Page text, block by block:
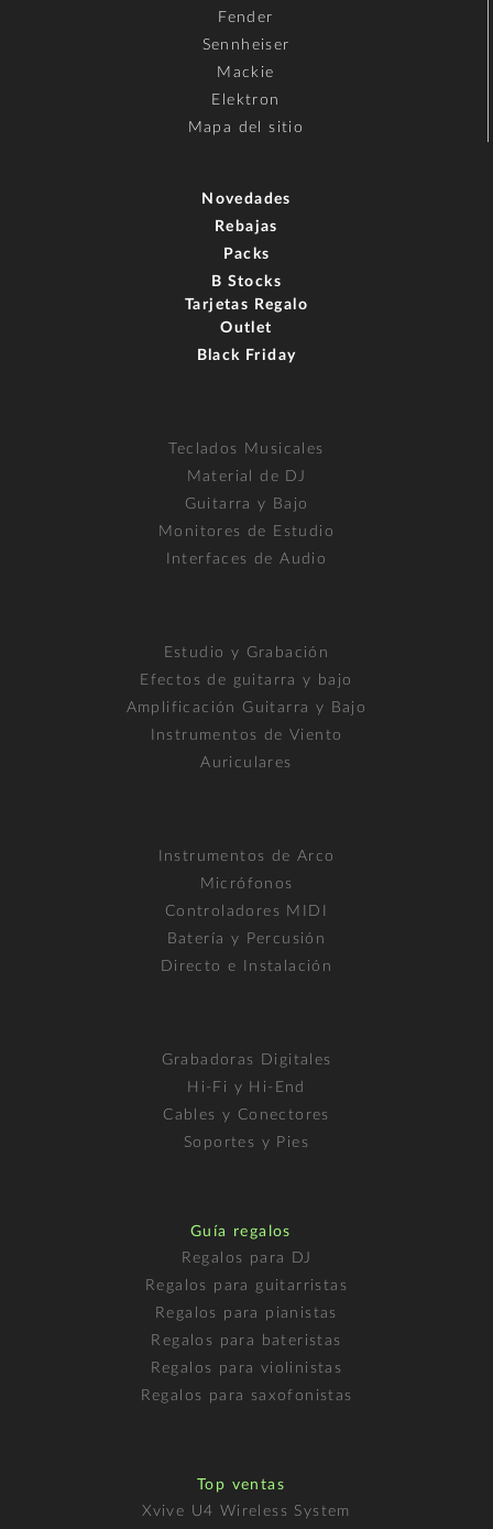
Fender
Sennheiser
Mackie
Elektron
Mapa del sitio
Novedades
Rebajas
Packs
B Stocks
Tarjetas Regalo
Outlet
Black Friday
Teclados Musicales
Material de DJ
Guitarra y Bajo
Monitores de Estudio
Interfaces de Audio
Estudio y Grabación
Efectos de guitarra y bajo
Amplificación Guitarra y Bajo
Instrumentos de Viento
Auriculares
Instrumentos de Arco
Micrófonos
Controladores MIDI
Batería y Percusión
Directo e Instalación
Grabadoras Digitales
Hi-Fi y Hi-End
Cables y Conectores
Soportes y Pies
Guía regalos
Regalos para DJ
Regalos para guitarristas
Regalos para pianistas
Regalos para bateristas
Regalos para violinistas
Regalos para saxofonistas
Top ventas
Xvive U4 Wireless System